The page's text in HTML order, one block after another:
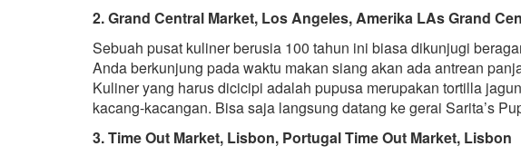
2. Grand Central Market, Los Angeles, Amerika LAs Grand
Sebuah pusat kuliner berusia 100 tahun ini biasa dikunjugi
Anda berkunjung pada waktu makan siang akan ada antrean
Kuliner yang harus dicicipi adalah pupusa merupakan tortilla
kacang-kacangan. Bisa saja langsung datang ke gerai Sarita’s
3. Time Out Market, Lisbon, Portugal Time Out Market, Lisbon